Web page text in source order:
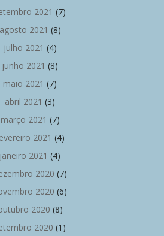
2021 (7)
agosto 2021 (8)
julho 2021 (4)
junho 2021 (8)
maio 2021 (7)
abril 2021 (3)
março 2021 (7)
2021 (4)
janeiro 2021 (4)
2020 (7)
2020 (6)
2020 (8)
2020 (1)